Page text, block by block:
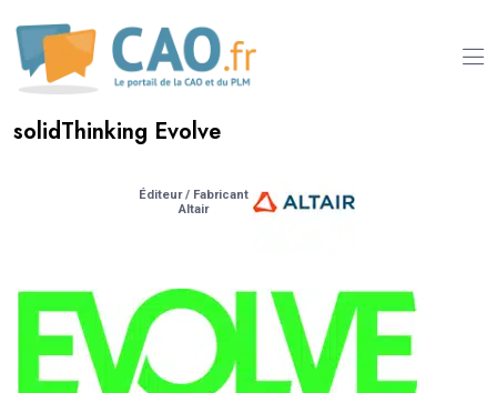
solidThinking Evolve
Éditeur / Fabricant
Altair